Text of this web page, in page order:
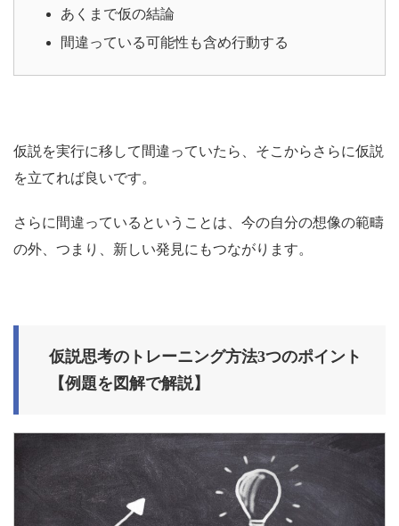
あくまで仮の結論
間違っている可能性も含め行動する
仮説を実行に移して間違っていたら、そこからさらに仮説
を立てれば良いです。
さらに間違っているということは、今の自分の想像の範疇
の外、つまり、新しい発見にもつながります。
仮説思考のトレーニング方法3つのポイント
【例題を図解で解説】